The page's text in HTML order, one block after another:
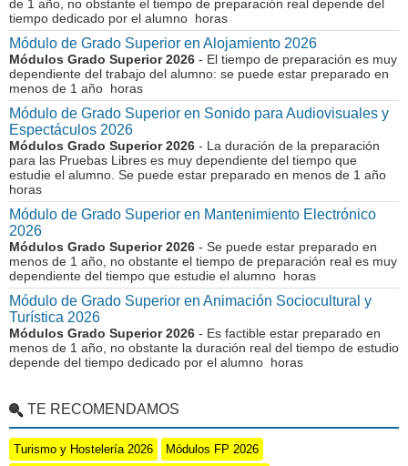
de 1 año, no obstante el tiempo de preparación real depende del
tiempo dedicado por el alumno horas
Módulo de Grado Superior en Alojamiento 2026
Módulos Grado Superior 2026 - El tiempo de preparación es muy
dependiente del trabajo del alumno: se puede estar preparado en
menos de 1 año horas
Módulo de Grado Superior en Sonido para Audiovisuales y
Espectáculos 2026
Módulos Grado Superior 2026 - La duración de la preparación
para las Pruebas Libres es muy dependiente del tiempo que
estudie el alumno. Se puede estar preparado en menos de 1 año
horas
Módulo de Grado Superior en Mantenimiento Electrónico
2026
Módulos Grado Superior 2026 - Se puede estar preparado en
menos de 1 año, no obstante el tiempo de preparación real es muy
dependiente del tiempo que estudie el alumno horas
Módulo de Grado Superior en Animación Sociocultural y
Turística 2026
Módulos Grado Superior 2026 - Es factible estar preparado en
menos de 1 año, no obstante la duración real del tiempo de estudio
depende del tiempo dedicado por el alumno horas
TE RECOMENDAMOS
Turismo y Hostelería 2026 Módulos FP 2026